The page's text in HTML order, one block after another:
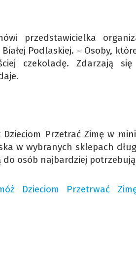
przedstawicielka
Podlaskiej. – Osoby,
czekoladę. Zdarzają
Przetrać Zimę w
w wybranych sklepach
osób najbardziej
Dzieciom Przetrwać